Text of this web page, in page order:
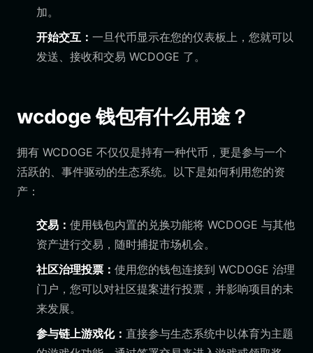
加。
开始交互： 一旦代币显示在您的仪表板上，您就可以
发送、接收和交易 WCDOGE 了。
wcdoge 钱包有什么用途？
拥有 WCDOGE 不仅仅是持有一种代币，更是参与一个
活跃的、事件驱动的生态系统。以下是如何利用您的资
产：
交易： 使用钱包内置的兑换功能将 WCDOGE 与其他
资产进行交易，随时捕捉市场机会。
社区治理投票： 使用您的钱包连接到 WCDOGE 治理
门户，您可以对社区提案进行投票，并影响项目的未
来发展。
参与链上游戏化： 直接参与生态系统中以体育为主题